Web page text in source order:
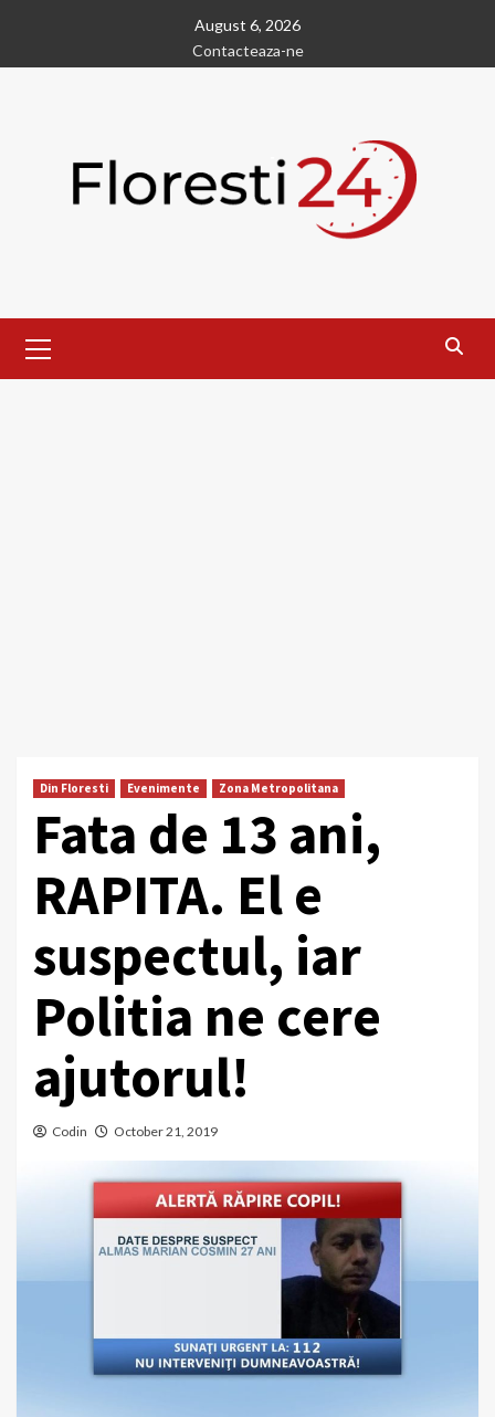
content
August 6, 2026
Contacteaza-ne
Menu
Din Floresti Evenimente Zona Metropolitana
Fata de 13 ani,
RAPITA. El e
suspectul, iar
Politia ne cere
ajutorul!
Codin October 21, 2019